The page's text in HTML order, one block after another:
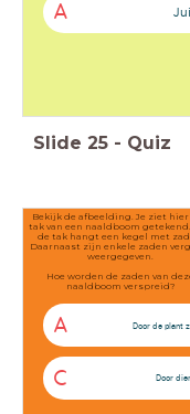
A
Slide 25 - Quiz
Bekijk de afbeelding. Je ziet hier
tak van een naaldboom
de tak hangt een kegel met
Daarnaast zijn enkele zaden
weergegeven.
Hoe worden de zaden van
naaldboom verspreid?
A Door de plant
C Door